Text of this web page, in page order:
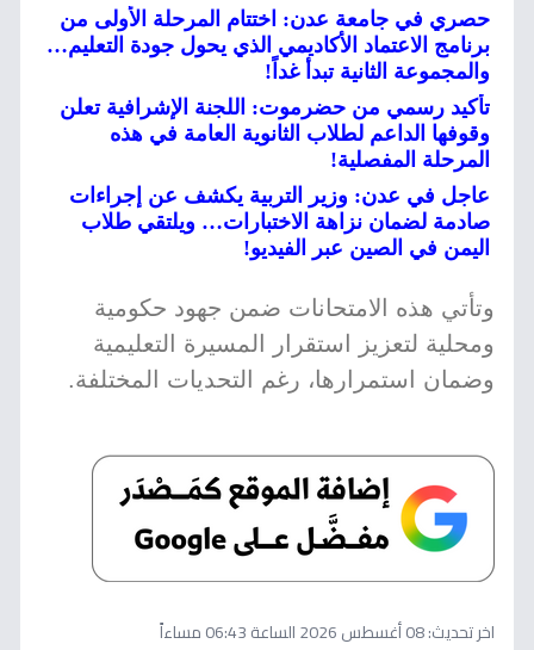
حصري في جامعة عدن: اختتام المرحلة الأولى من
برنامج الاعتماد الأكاديمي الذي يحول جودة التعليم…
والمجموعة الثانية تبدأ غداً!
تأكيد رسمي من حضرموت: اللجنة الإشرافية تعلن
وقوفها الداعم لطلاب الثانوية العامة في هذه
المرحلة المفصلية!
عاجل في عدن: وزير التربية يكشف عن إجراءات
صادمة لضمان نزاهة الاختبارات… ويلتقي طلاب
اليمن في الصين عبر الفيديو!
وتأتي هذه الامتحانات ضمن جهود حكومية
ومحلية لتعزيز استقرار المسيرة التعليمية
وضمان استمرارها، رغم التحديات المختلفة.
اخر تحديث:08 أغسطس 2026 الساعة 06:43 مساءاً